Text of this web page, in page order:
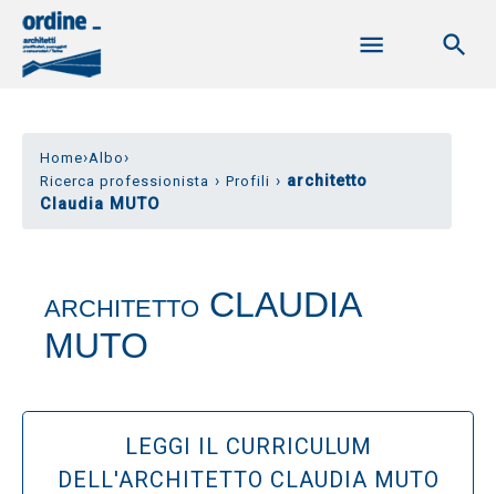
Home›Albo›
Ricerca professionista › Profili › architetto
Claudia MUTO
ARCHITETTO CLAUDIA
MUTO
LEGGI IL CURRICULUM
DELL'ARCHITETTO CLAUDIA MUTO